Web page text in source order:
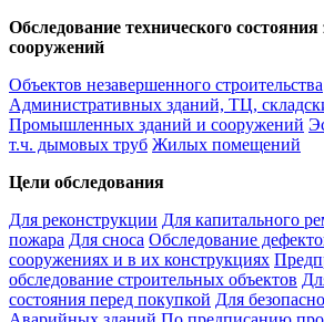
Обследование технического состояния
сооружений
Объектов незавершенного строительства
Административных зданий, ТЦ,
Промышленных зданий и сооружений
т.ч. дымовых труб Жилых помещений
Цели обследования
Для реконструкции Для капитального
пожара Для сноса Обследование
сооружениях и в их конструкциях
обследование строительных объектов
состояния перед покупкой Для